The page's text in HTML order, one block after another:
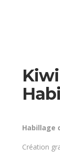
Habillage
Création